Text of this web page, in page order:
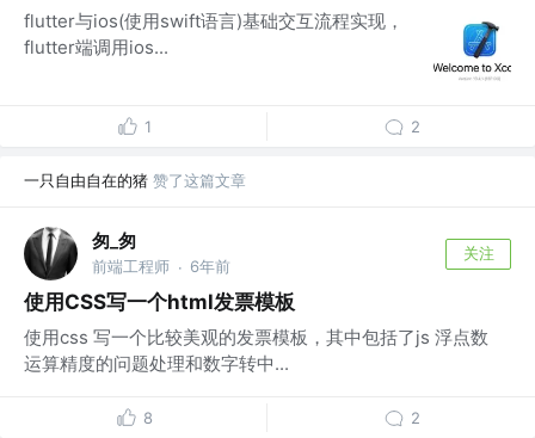
flutter与ios(使用swift语言)基础交互流程实现，
flutter端调用ios...
1 2
一只自由自在的猪 赞了这篇文章
匆_匆
前端工程师 · 6年前
关注
使用CSS写一个html发票模板
使用css 写一个比较美观的发票模板，其中包括了js 浮点数
运算精度的问题处理和数字转中...
8 2